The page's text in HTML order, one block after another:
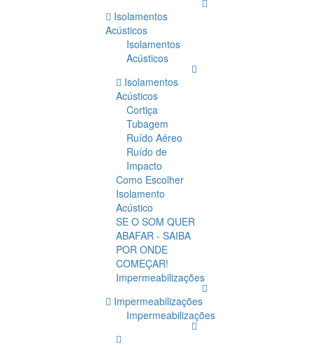
Isolamentos
Acústicos
Isolamentos
Acústicos
Isolamentos
Acústicos
Cortiça
Tubagem
Ruído Aéreo
Ruído de
Impacto
Como Escolher
Isolamento
Acústico
SE O SOM QUER
ABAFAR - SAIBA
POR ONDE
COMEÇAR!
Impermeabilizações
Impermeabilizações
Impermeabilizações